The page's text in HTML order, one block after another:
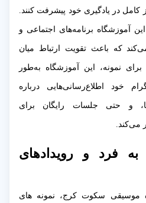
کامل در یادگیری خود پیشرفت کنند.
آموزشگاه برنامه‌های اجتماعی و
که باعث تقویت ارتباط میان
نمونه، این آموزشگاه به‌طور
خود اطلاع‌رسانی‌هایی درباره
و حتی جلسات رایگان برای
می‌کند.
فرد و رویدادهای
موسیقی سکوت کرج، نمونه های